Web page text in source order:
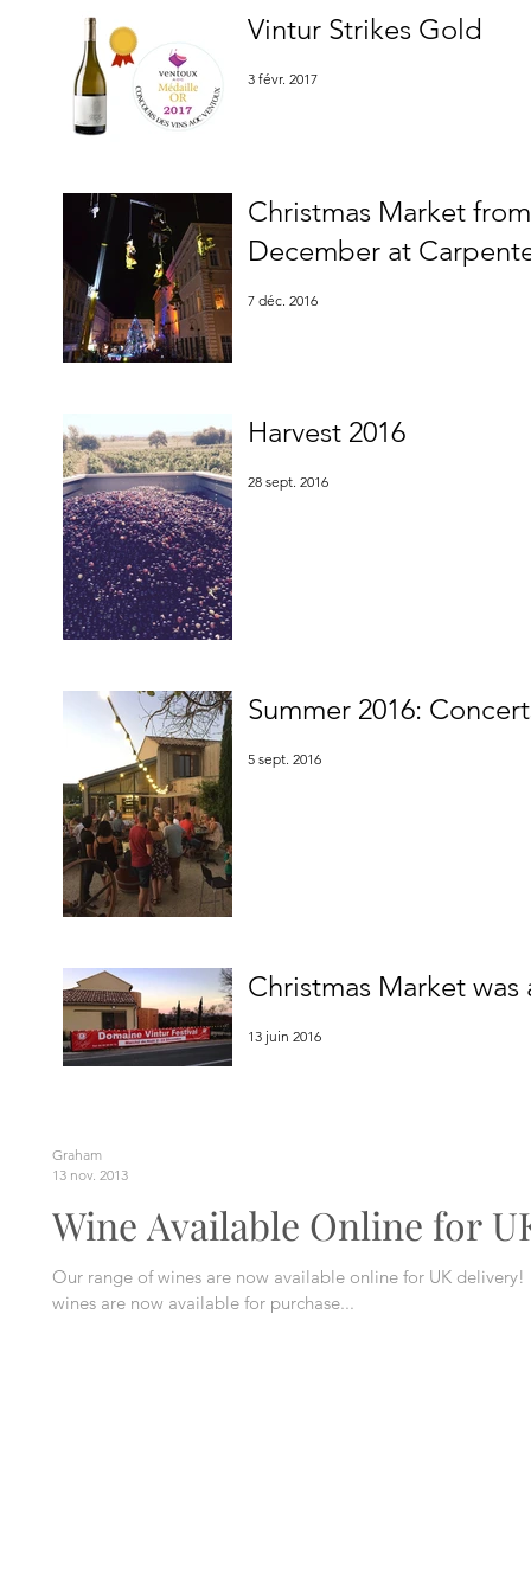
Vintur Strikes Gold
3 févr. 2017
Christmas Market
December at
7 déc. 2016
Harvest 2016
28 sept. 2016
Summer 2016:
5 sept. 2016
Christmas Market was
13 juin 2016
Wine Available Online for
Our range of wines are now available online for UK
wines are now available for purchase...
Graham
13 nov. 2013